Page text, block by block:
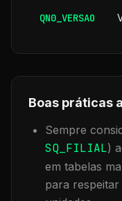
QN0_VERSAO
Boas práticas
Sempre
SQ_FILIAL)
em tabelas
para